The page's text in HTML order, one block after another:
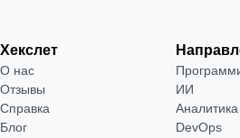
Хекслет
О нас
Отзывы
Справка
Блог
ИИ
Аналитика
DevOps